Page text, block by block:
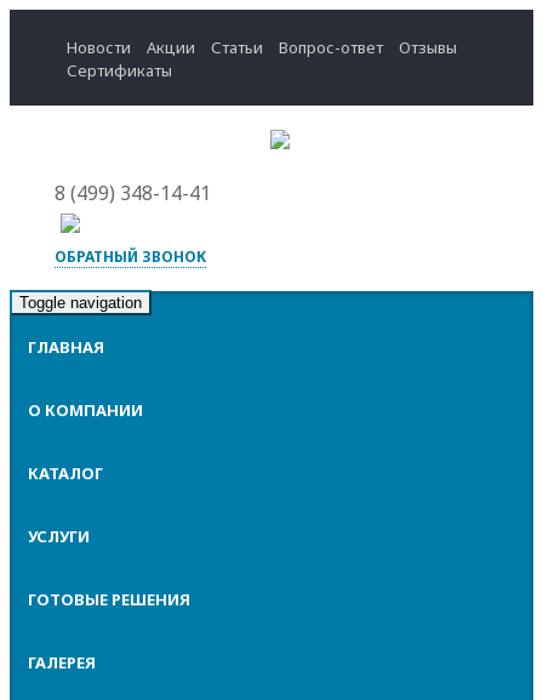
Новости Акции Статьи Вопрос-ответ
Отзывы
Сертификаты
8 (499) 348-14-41
ОБРАТНЫЙ ЗВОНОК
Toggle navigation
ГЛАВНАЯ
О КОМПАНИИ
КАТАЛОГ
УСЛУГИ
ГОТОВЫЕ РЕШЕНИЯ
ГАЛЕРЕЯ